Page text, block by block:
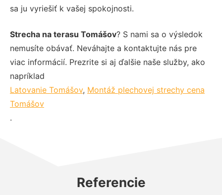
sa ju vyriešiť k vašej spokojnosti.
Strecha na terasu Tomášov? S nami sa o výsledok
nemusíte obávať. Neváhajte a kontaktujte nás pre
viac informácií. Prezrite si aj ďalšie naše služby, ako
napríklad
Latovanie Tomášov, Montáž plechovej strechy cena
Tomášov
.
Referencie